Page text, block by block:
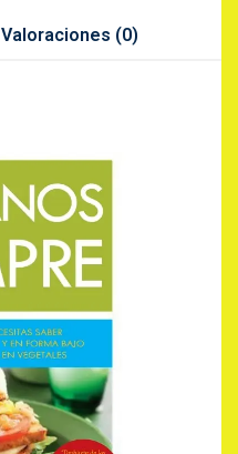
Valoraciones (0)